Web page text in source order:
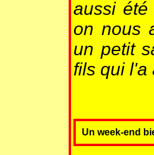
aussi été
on nous
un petit
fils qui l'a
Un week-end